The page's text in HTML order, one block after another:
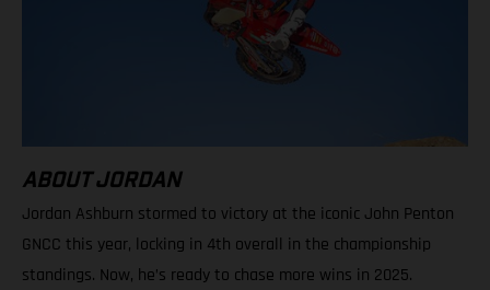
ABOUT JORDAN
Jordan Ashburn stormed to victory at the iconic John Penton
GNCC this year, locking in 4th overall in the championship
standings. Now, he’s ready to chase more wins in 2025.